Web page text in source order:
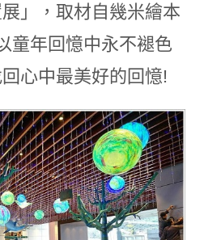
展」，取材自幾米繪本
童年回憶中永不褪色
心中最美好的回憶!